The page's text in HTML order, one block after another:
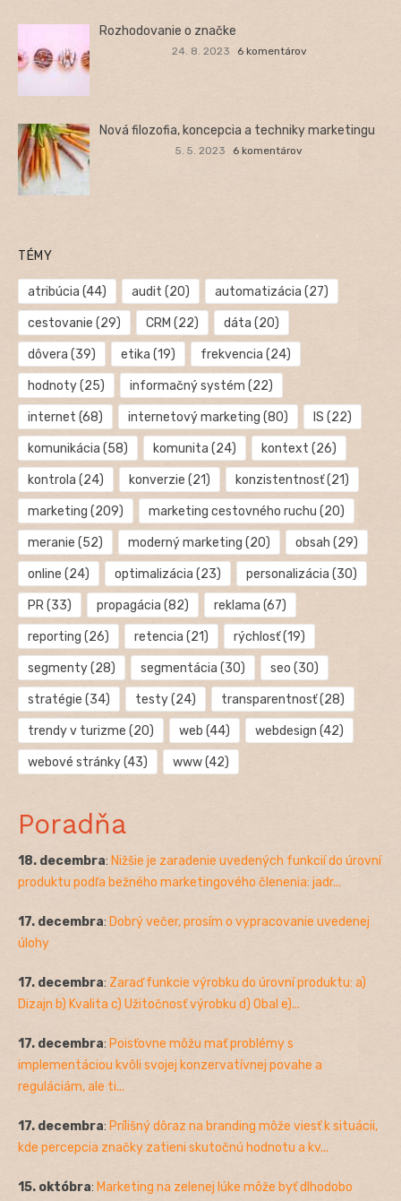
Rozhodovanie o značke
24. 8. 2023 6 komentárov
Nová filozofia, koncepcia a techniky marketingu
5. 5. 2023 6 komentárov
TÉMY
atribúcia (44) audit (20) automatizácia (27)
cestovanie (29) CRM (22) dáta (20)
dôvera (39) etika (19) frekvencia (24)
hodnoty(25) informačný systém (22)
internet (68) internetový marketing (80) IS (22)
komunikácia (58) komunita (24) kontext (26)
kontrola (24) konverzie (21) konzistentnosť(21)
marketing (209) marketing cestovného ruchu (20)
meranie (52) moderný marketing (20) obsah (29)
online (24) optimalizácia (23) personalizácia (30)
PR(33) propagácia (82) reklama (67)
reporting (26) retencia (21) rýchlosť(19)
segmenty(28) segmentácia (30) seo (30)
stratégie (34) testy(24) transparentnosť(28)
trendy v turizme (20) web (44) webdesign (42)
webové stránky(43) www(42)
Poradňa
18. decembra: Nižšie je zaradenie uvedených funkcií do úrovní
produktu podľa bežného marketingového členenia: jadr...
17. decembra: Dobrý večer, prosím o vypracovanie uvedenej
úlohy
17. decembra: Zaraď funkcie výrobku do úrovní produktu: a)
Dizajn b) Kvalita c) Užitočnosť výrobku d) Obal e)...
17. decembra: Poisťovne môžu mať problémy s
implementáciou kvôli svojej konzervatívnej povahe a
reguláciám, ale ti...
17. decembra: Prílišný dôraz na branding môže viesť k situácii,
kde percepcia značky zatieni skutočnú hodnotu a kv...
15. októbra: Marketing na zelenej lúke môže byť dlhodobo